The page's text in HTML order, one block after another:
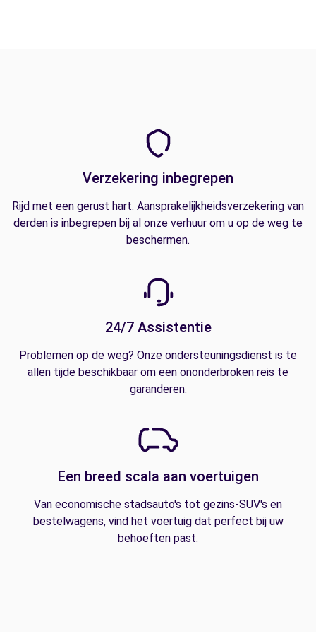
Verzekering inbegrepen
Rijd met een gerust hart. Aansprakelijkheidsverzekering van
derden is inbegrepen bij al onze verhuur om u op de weg te
beschermen.
24/7 Assistentie
Problemen op de weg? Onze ondersteuningsdienst is te
allen tijde beschikbaar om een ononderbroken reis te
garanderen.
Een breed scala aan voertuigen
Van economische stadsauto's tot gezins-SUV's en
bestelwagens, vind het voertuig dat perfect bij uw
behoeften past.